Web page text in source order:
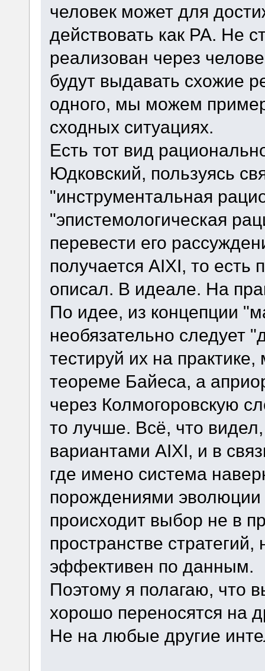
человек может для
действовать как РА. Не
реализован через
будут выдавать схожие
одного, мы можем
сходных ситуациях.
Есть тот вид
Юдковский, пользуясь
"инструментальная
"эпистемологическая
перевести его
получается AIXI, то
описал. В идеале. На
По идее, из концепции
необязательно следует
тестируй их на
теореме Байеса, а
через Колмогоровскую
то лучше. Всё, что
вариантами AIXI, и в
где имено система
порождениями эволюции
происходит выбор не в
пространстве
эффективен по данным.
Поэтому я полагаю, что
хорошо переносятся на
Не на любые другие